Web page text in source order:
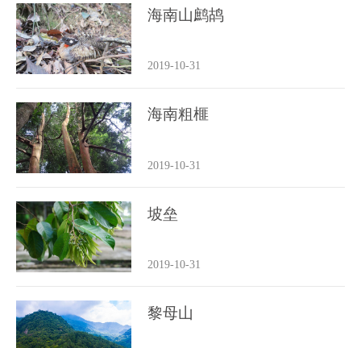
海南山鹧鸪
2019-10-31
海南粗榧
2019-10-31
坡垒
2019-10-31
黎母山